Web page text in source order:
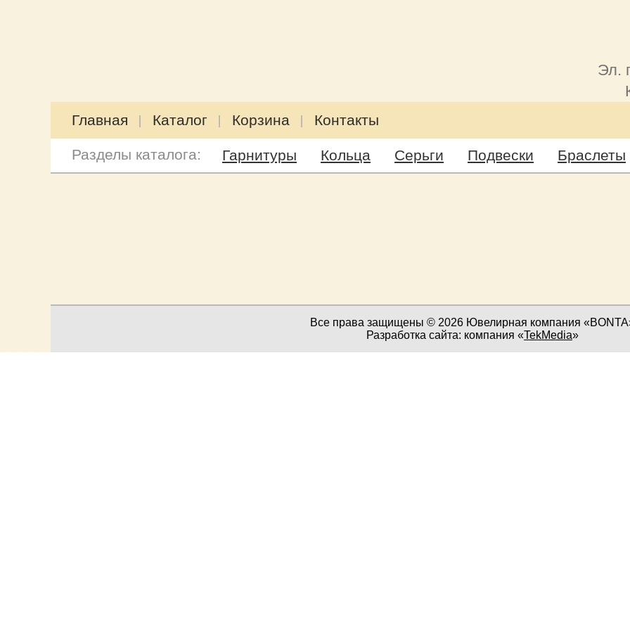
Эл.
Главная Каталог Корзина Контакты
Разделы каталога: Гарнитуры Кольца Серьги Подвески Браслеты
Все права защищены © 2026 Ювелирная компания
Разработка сайта: компания «TekMedia»